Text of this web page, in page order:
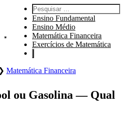
Abre o menu principal do site.
Pesquisar por:
Ensino Fundamental
Ensino Médio
Matemática Financeira
Exercícios de Matemática
Matemática Financeira
ou Gasolina — Qual